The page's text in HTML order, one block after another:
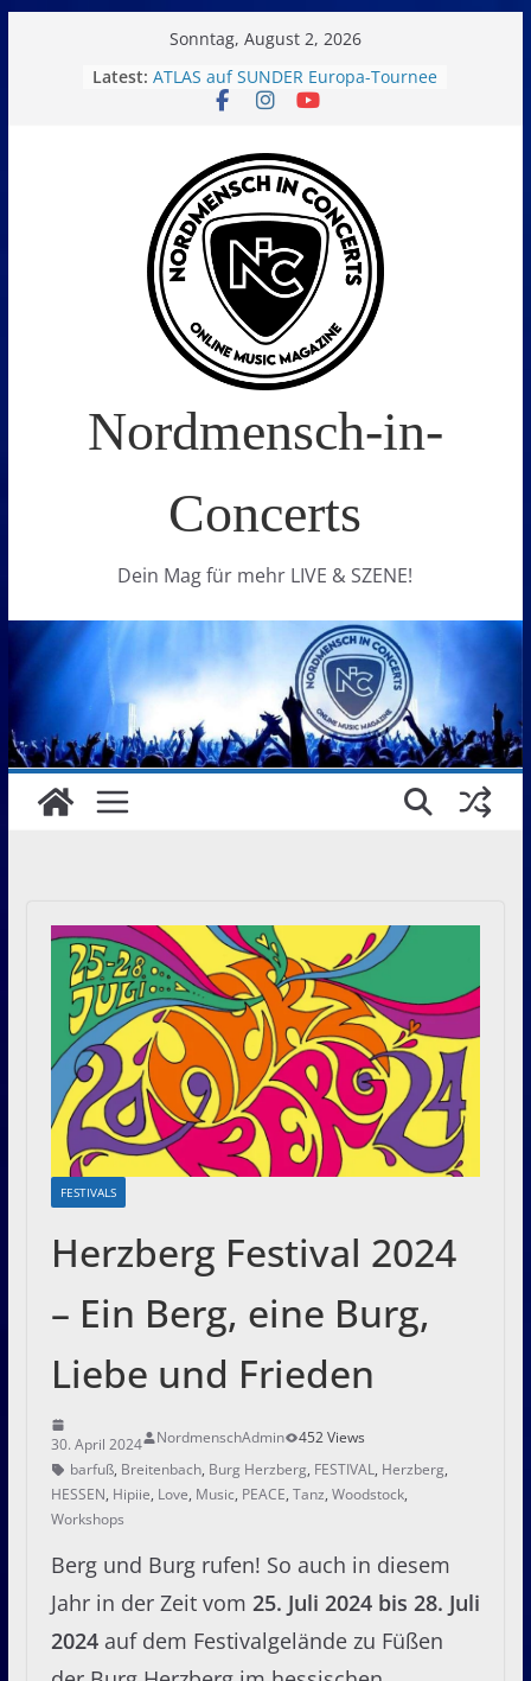
Sonntag, August 2, 2026
Latest: ATLAS auf SUNDER Europa-Tournee
Oelde Open Air 2026
Metal und Camping in
Freißenbüttel (Ausverkauft!)
FEED THE SICKNESS im Interview
I Prevail – Violent Nature Europe
Tour
Nordmensch-in-
Concerts
Dein Mag für mehr LIVE & SZENE!
FESTIVALS
Herzberg Festival 2024
– Ein Berg, eine Burg,
Liebe und Frieden
30. April 2024 NordmenschAdmin
452 Views
barfuß, Breitenbach, Burg Herzberg, FESTIVAL, Herzberg,
HESSEN, Hipiie, Love, Music, PEACE, Tanz, Woodstock,
Workshops
Berg und Burg rufen! So auch in diesem
Jahr in der Zeit vom 25. Juli 2024 bis 28. Juli
2024auf dem Festivalgelände zu Füßen